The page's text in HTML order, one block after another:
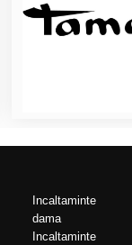
Incaltaminte
dama
Incaltaminte